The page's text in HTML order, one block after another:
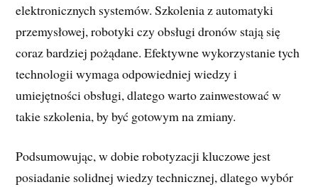
elektronicznych systemów. Szkolenia z automatyki
przemysłowej, robotyki czy obsługi dronów stają się
coraz bardziej pożądane. Efektywne wykorzystanie tych
technologii wymaga odpowiedniej wiedzy i
umiejętności obsługi, dlatego warto zainwestować w
takie szkolenia, by być gotowym na zmiany.
Podsumowując, w dobie robotyzacji kluczowe jest
posiadanie solidnej wiedzy technicznej, dlatego wybór